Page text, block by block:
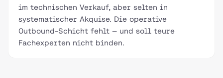
im technischen Verkauf, aber selten in
systematischer Akquise. Die operative
Outbound-Schicht fehlt — und soll teure
Fachexperten nicht binden.